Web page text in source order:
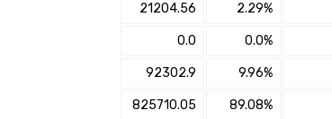
2.29%
21204.56
0.0%
0.0
9.96%
92302.9
89.08%
825710.05